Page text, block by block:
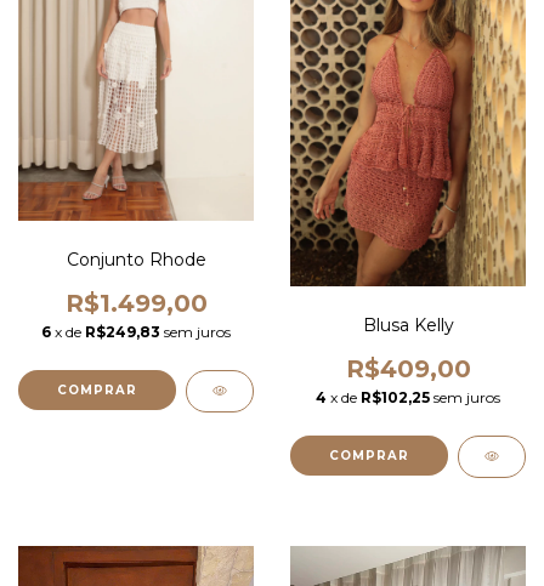
Conjunto Rhode
R$1.499,00
6 x de R$249,83 sem juros
COMPRAR
Blusa Kelly
R$409,00
4 x de R$102,25 sem juros
COMPRAR